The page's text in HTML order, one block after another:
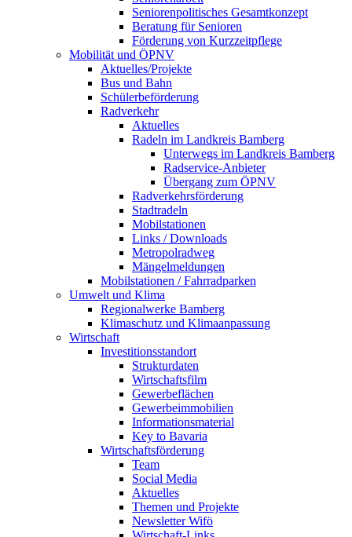
Seniorenpolitisches Gesamtkonzept
Beratung für Senioren
Förderung von Kurzzeitpflege
Mobilität und ÖPNV
Aktuelles/Projekte
Bus und Bahn
Schülerbeförderung
Radverkehr
Aktuelles
Radeln im Landkreis Bamberg
Unterwegs im Landkreis Bamberg
Radservice-Anbieter
Übergang zum ÖPNV
Radverkehrsförderung
Stadtradeln
Mobilstationen
Links / Downloads
Metropolradweg
Mängelmeldungen
Mobilstationen / Fahrradparken
Umwelt und Klima
Regionalwerke Bamberg
Klimaschutz und Klimaanpassung
Wirtschaft
Investitionsstandort
Strukturdaten
Wirtschaftsfilm
Gewerbeflächen
Gewerbeimmobilien
Informationsmaterial
Key to Bavaria
Wirtschaftsförderung
Team
Social Media
Aktuelles
Themen und Projekte
Newsletter Wifö